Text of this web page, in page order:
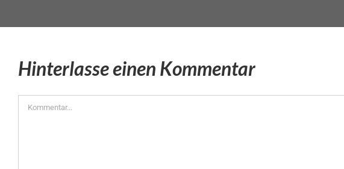
Hinterlasse einen Kommentar